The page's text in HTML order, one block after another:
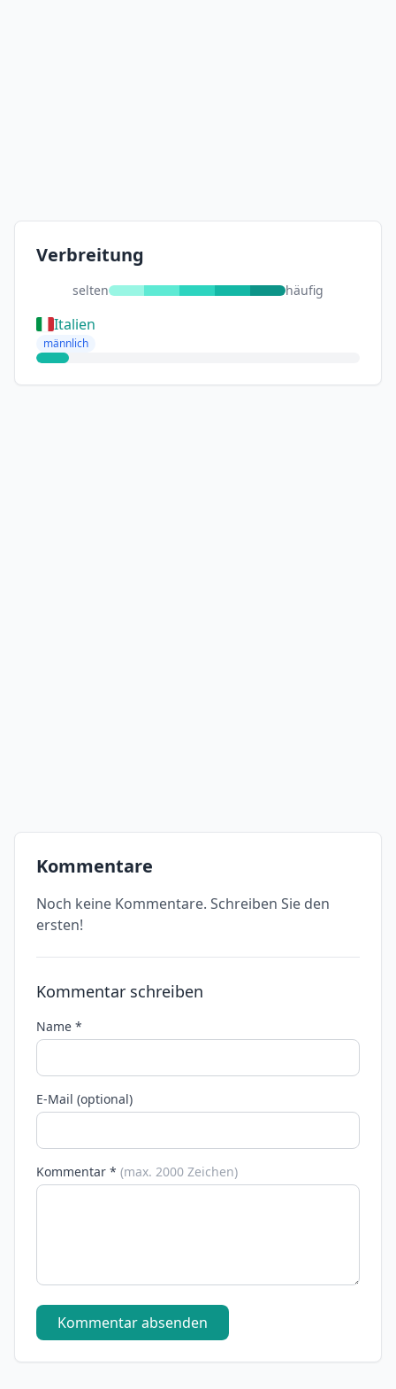
Verbreitung
selten häufig
Italien
männlich
Kommentare
Noch keine Kommentare. Schreiben Sie den
ersten!
Kommentar schreiben
Name *
E-Mail (optional)
Kommentar * (max. 2000 Zeichen)
Kommentar absenden